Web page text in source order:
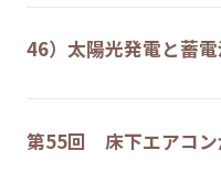
46）太陽光発電と蓄
第55回 床下エアコ